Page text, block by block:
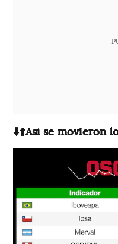
⬇️⬆️Así se movieron